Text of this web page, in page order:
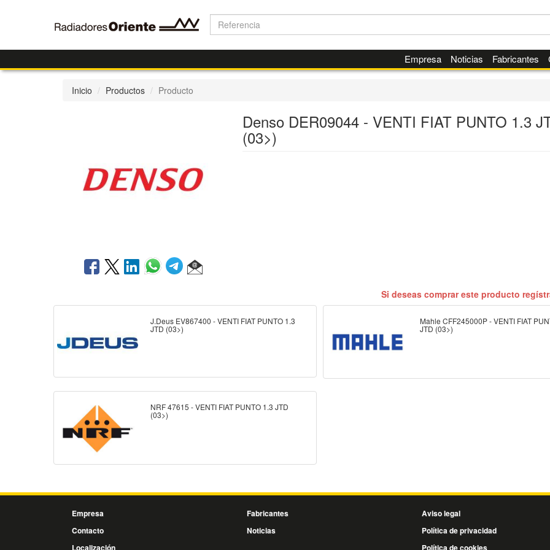
Empresa Noticias Fabricantes
Inicio Productos Producto
Denso DER09044 - VENTI FIAT PUNTO 1.3
(03>)
Si deseas comprar este producto
J.Deus EV867400 - VENTI FIAT PUNTO 1.3
JTD (03>)
Mahle CFF245000P - VENTI FIAT
JTD (03>)
NRF 47615 - VENTI FIAT PUNTO 1.3 JTD
(03>)
Empresa
Contacto
Localización
Fabricantes
Noticias
Aviso legal
Política de privacidad
Política de cookies